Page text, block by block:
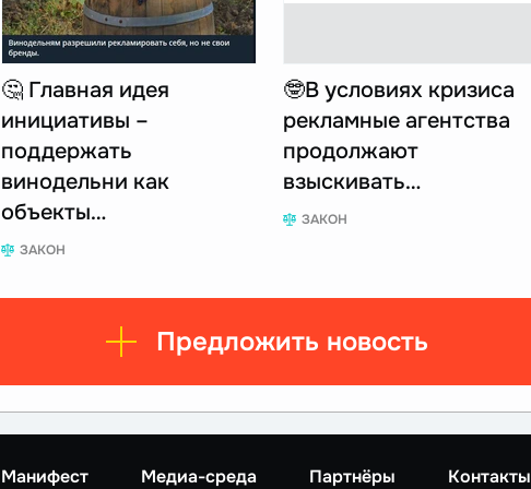
🤔 Главная идея
инициативы –
поддержать
винодельни как
объекты…
ЗАКОН
🤓В условиях кризиса
рекламные агентства
продолжают
взыскивать…
ЗАКОН
Предложить новость
Манифест Медиа-среда Партнёры Контакты